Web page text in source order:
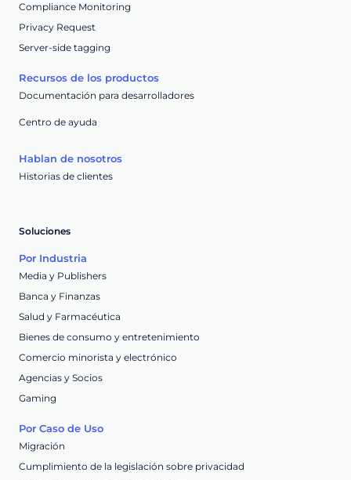
Compliance Monitoring
Privacy Request
Server-side tagging
Recursos de los productos
Documentación para desarrolladores
Centro de ayuda
Hablan de nosotros
Historias de clientes
Soluciones
Por Industria
Media y Publishers
Banca y Finanzas
Salud y Farmacéutica
Bienes de consumo y entretenimiento
Comercio minorista y electrónico
Agencias y Socios
Gaming
Por Caso de Uso
Migración
Cumplimiento de la legislación sobre privacidad